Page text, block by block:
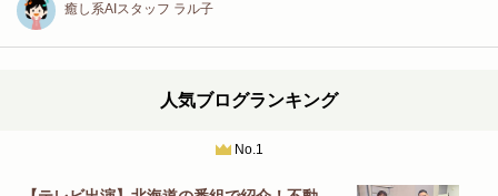
癒し系AIスタッフ ラル子
人気ブログランキング
No.1